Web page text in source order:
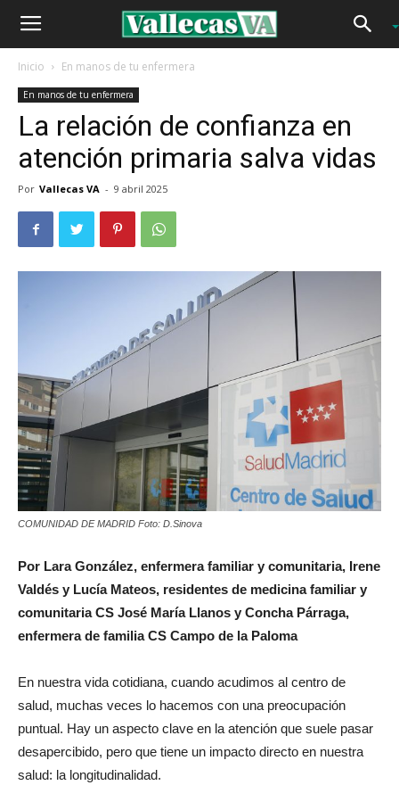
Inicio En manos de tu enfermera
En manos de tu enfermera
La relación de confianza en
atención primaria salva vidas
Por Vallecas VA - 9 abril 2025
COMUNIDAD DE MADRID Foto: D.Sinova
Por Lara González, enfermera familiar y comunitaria, Irene
Valdés y Lucía Mateos, residentes de medicina familiar y
comunitaria CS José María Llanos y Concha Párraga,
enfermera de familia CS Campo de la Paloma
En nuestra vida cotidiana, cuando acudimos al centro de
salud, muchas veces lo hacemos con una preocupación
puntual. Hay un aspecto clave en la atención que suele pasar
desapercibido, pero que tiene un impacto directo en nuestra
salud: la longitudinalidad.